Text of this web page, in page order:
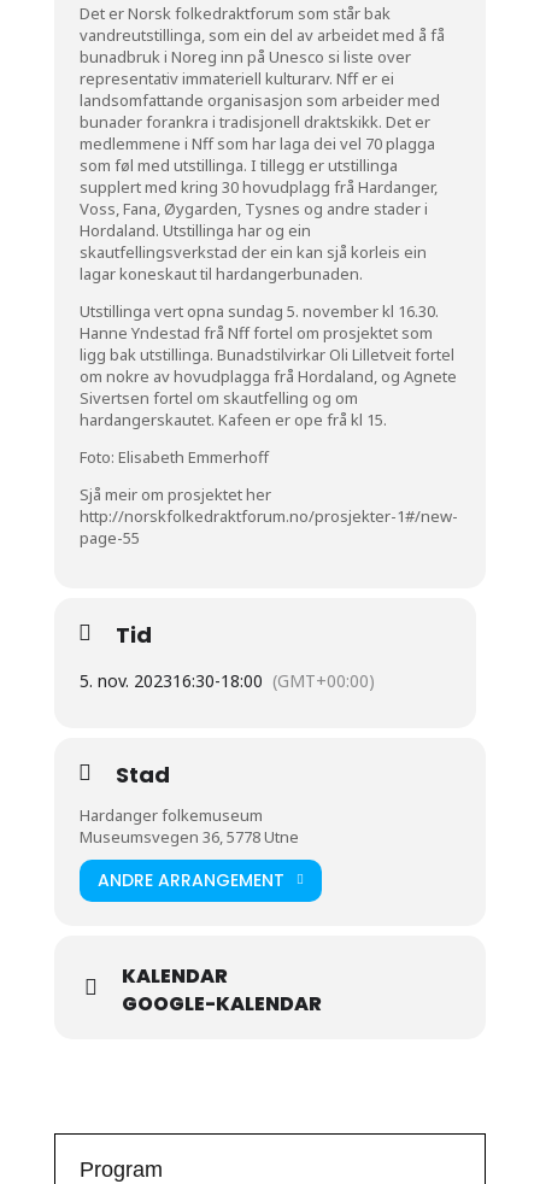
Det er Norsk folkedraktforum som står bak
vandreutstillinga, som ein del av arbeidet med å få
bunadbruk i Noreg inn på Unesco si liste over
representativ immateriell kulturarv. Nff er ei
landsomfattande organisasjon som arbeider med
bunader forankra i tradisjonell draktskikk. Det er
medlemmene i Nff som har laga dei vel 70 plagga
som føl med utstillinga. I tillegg er utstillinga
supplert med kring 30 hovudplagg frå Hardanger,
Voss, Fana, Øygarden, Tysnes og andre stader i
Hordaland. Utstillinga har og ein
skautfellingsverkstad der ein kan sjå korleis ein
lagar koneskaut til hardangerbunaden.
Utstillinga vert opna sundag 5. november kl 16.30.
Hanne Yndestad frå Nff fortel om prosjektet som
ligg bak utstillinga. Bunadstilvirkar Oli Lilletveit fortel
om nokre av hovudplagga frå Hordaland, og Agnete
Sivertsen fortel om skautfelling og om
hardangerskautet. Kafeen er ope frå kl 15.
Foto: Elisabeth Emmerhoff
Sjå meir om prosjektet her
http://norskfolkedraktforum.no/prosjekter-1#/new-
page-55
Tid
5. nov. 202316:30-18:00 (GMT+00:00)
Stad
Hardanger folkemuseum
Museumsvegen 36, 5778 Utne
ANDRE ARRANGEMENT
KALENDAR
GOOGLE-KALENDAR
Program